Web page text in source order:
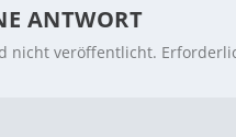
ANTWORT
nicht veröffentlicht.